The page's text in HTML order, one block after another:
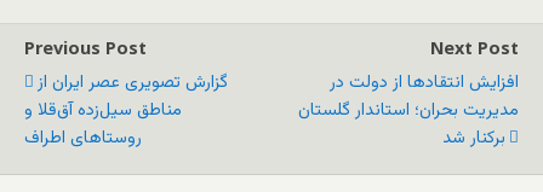
Previous Post
گزارش تصویری عصر ایران از
مناطق سیل‌زده آق‌قلا و
روستاهای اطراف
Next Post
افزایش انتقاد‌ها از دولت در
مدیریت بحران؛ استاندار گلستان
برکنار شد